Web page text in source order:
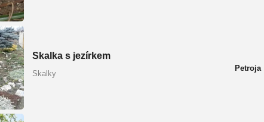
Skalka s jezírkem
Skalky
Petroja